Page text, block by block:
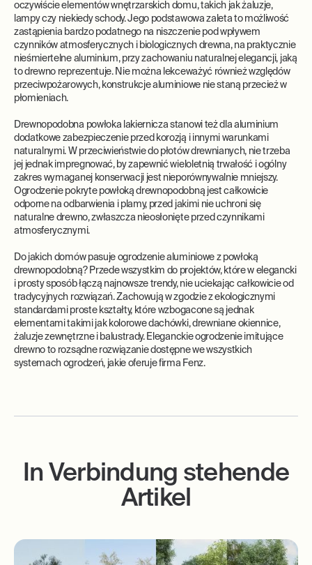
oczywiście elementów wnętrzarskich domu, takich jak żaluzje,
lampy czy niekiedy schody. Jego podstawowa zaleta to możliwość
zastąpienia bardzo podatnego na niszczenie pod wpływem
czynników atmosferycznych i biologicznych drewna, na praktycznie
nieśmiertelne aluminium, przy zachowaniu naturalnej elegancji, jaką
to drewno reprezentuje. Nie można lekceważyć również względów
przeciwpożarowych, konstrukcje aluminiowe nie staną przecież w
płomieniach.
Drewnopodobna powłoka lakiernicza stanowi też dla aluminium
dodatkowe zabezpieczenie przed korozją i innymi warunkami
naturalnymi. W przeciwieństwie do płotów drewnianych, nie trzeba
jej jednak impregnować, by zapewnić wieloletnią trwałość i ogólny
zakres wymaganej konserwacji jest nieporównywalnie mniejszy.
Ogrodzenie pokryte powłoką drewnopodobną jest całkowicie
odporne na odbarwienia i plamy, przed jakimi nie uchroni się
naturalne drewno, zwłaszcza nieosłonięte przed czynnikami
atmosferycznymi.
Do jakich domów pasuje ogrodzenie aluminiowe z powłoką
drewnopodobną? Przede wszystkim do projektów, które w elegancki
i prosty sposób łączą najnowsze trendy, nie uciekając całkowicie od
tradycyjnych rozwiązań. Zachowują w zgodzie z ekologicznymi
standardami proste kształty, które wzbogacone są jednak
elementami takimi jak kolorowe dachówki, drewniane okiennice,
żaluzje zewnętrzne i balustrady. Eleganckie ogrodzenie imitujące
drewno to rozsądne rozwiązanie dostępne we wszystkich
systemach ogrodzeń, jakie oferuje firma Fenz.
In Verbindung stehende
Artikel